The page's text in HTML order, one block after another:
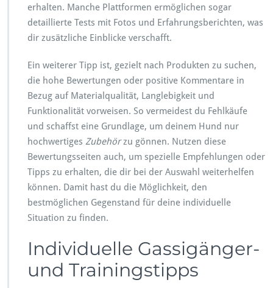
erhalten. Manche Plattformen ermöglichen sogar
detaillierte Tests mit Fotos und Erfahrungsberichten, was
dir zusätzliche Einblicke verschafft.
Ein weiterer Tipp ist, gezielt nach Produkten zu suchen,
die hohe Bewertungen oder positive Kommentare in
Bezug auf Materialqualität, Langlebigkeit und
Funktionalität vorweisen. So vermeidest du Fehlkäufe
und schaffst eine Grundlage, um deinem Hund nur
hochwertiges Zubehörzu gönnen. Nutzen diese
Bewertungsseiten auch, um spezielle Empfehlungen oder
Tipps zu erhalten, die dir bei der Auswahl weiterhelfen
können. Damit hast du die Möglichkeit, den
bestmöglichen Gegenstand für deine individuelle
Situation zu finden.
Individuelle Gassigänger-
und Trainingstipps